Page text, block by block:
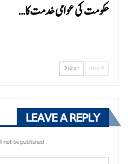
حکومت کی عوامی خدمت کا…
NEXT
LEAVE A REPLY
not be published.